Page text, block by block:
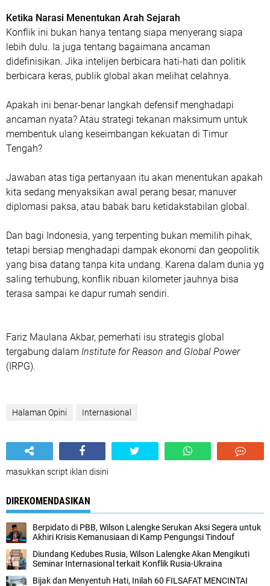
Ketika Narasi Menentukan Arah Sejarah
Konflik ini bukan hanya tentang siapa menyerang siapa
lebih dulu. Ia juga tentang bagaimana ancaman
didefinisikan. Jika intelijen berbicara hati-hati dan politik
berbicara keras, publik global akan melihat celahnya.
Apakah ini benar-benar langkah defensif menghadapi
ancaman nyata? Atau strategi tekanan maksimum untuk
membentuk ulang keseimbangan kekuatan di Timur
Tengah?
Jawaban atas tiga pertanyaan itu akan menentukan apakah
kita sedang menyaksikan awal perang besar, manuver
diplomasi paksa, atau babak baru ketidakstabilan global.
Dan bagi Indonesia, yang terpenting bukan memilih pihak,
tetapi bersiap menghadapi dampak ekonomi dan geopolitik
yang bisa datang tanpa kita undang. Karena dalam dunia yg
saling terhubung, konflik ribuan kilometer jauhnya bisa
terasa sampai ke dapur rumah sendiri.
Fariz Maulana Akbar, pemerhati isu strategis global
tergabung dalam Institute for Reason and Global Power
(IRPG).
Halaman Opini Internasional
masukkan script iklan disini
DIREKOMENDASIKAN
Berpidato di PBB, Wilson Lalengke Serukan Aksi Segera untuk
Akhiri Krisis Kemanusiaan di Kamp Pengungsi Tindouf
Diundang Kedubes Rusia, Wilson Lalengke Akan Mengikuti
Seminar Internasional terkait Konflik Rusia-Ukraina
Bijak dan Menyentuh Hati, Inilah 60 FILSAFAT MENCINTAI